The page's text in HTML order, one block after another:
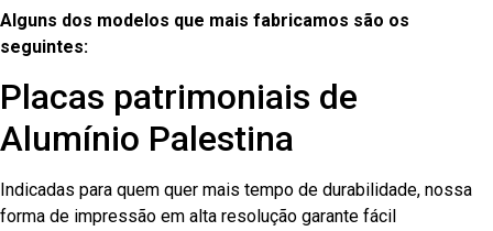
Alguns dos modelos que mais fabricamos são os
seguintes:
Placas patrimoniais de
Alumínio Palestina
Indicadas para quem quer mais tempo de durabilidade, nossa
forma de impressão em alta resolução garante fácil